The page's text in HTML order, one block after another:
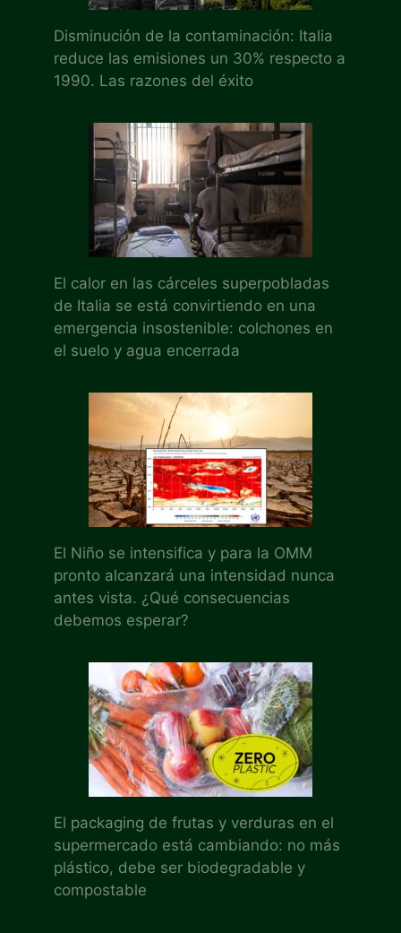
Disminución de la contaminación: Italia
reduce las emisiones un 30% respecto a
1990. Las razones del éxito
El calor en las cárceles superpobladas
de Italia se está convirtiendo en una
emergencia insostenible: colchones en
el suelo y agua encerrada
El Niño se intensifica y para la OMM
pronto alcanzará una intensidad nunca
antes vista. ¿Qué consecuencias
debemos esperar?
El packaging de frutas y verduras en el
supermercado está cambiando: no más
plástico, debe ser biodegradable y
compostable